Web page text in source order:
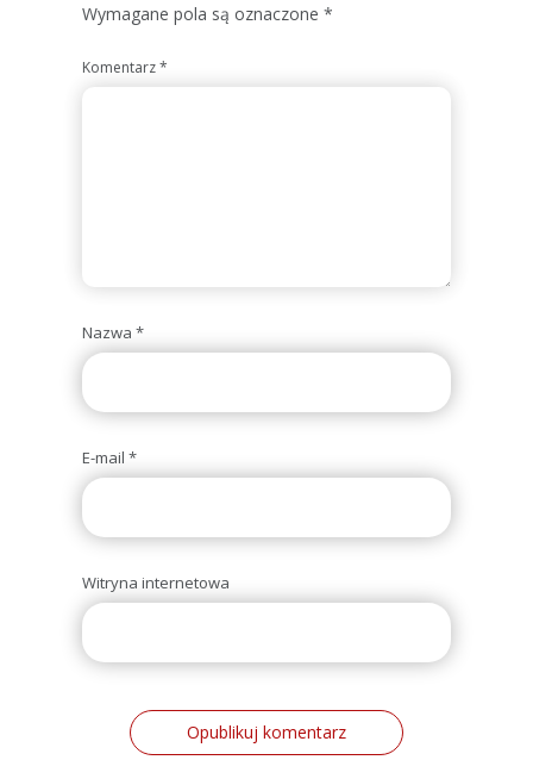
Wymagane pola są oznaczone *
Komentarz*
Nazwa *
E-mail *
Witryna internetowa